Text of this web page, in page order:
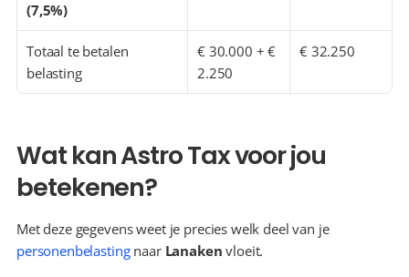
(7,5%)
Totaal te betalen
belasting
€ 30.000 + €
2.250
€ 32.250
Wat kan Astro Tax voor jou
betekenen?
Met deze gegevens weet je precies welk deel van je
personenbelasting naar Lanaken vloeit.